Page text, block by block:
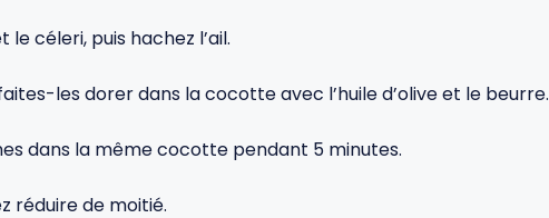
céleri, puis hachez l’ail.
les dorer dans la cocotte avec l’huile d’olive et le beurre.
dans la même cocotte pendant 5 minutes.
réduire de moitié.